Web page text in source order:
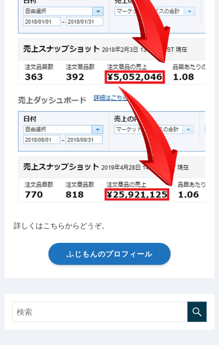
詳しくはこちらからどうぞ。
ふじもんのプロフィール